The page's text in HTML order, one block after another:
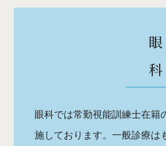
眼 科
眼科では常勤視能訓練士在籍
施しております。 一般診療は